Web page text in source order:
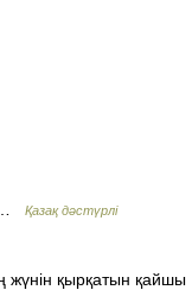
…
Қазақ дәстүрлі
қырқатын қайшы